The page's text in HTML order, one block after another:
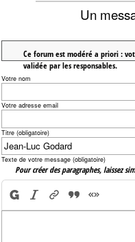
Un
Ce forum est modéré a priori :
validée par les responsables.
Votre nom
Votre adresse email
Titre (obligatoire)
Texte de votre message (obligatoire)
Pour créer des paragraphes, laissez